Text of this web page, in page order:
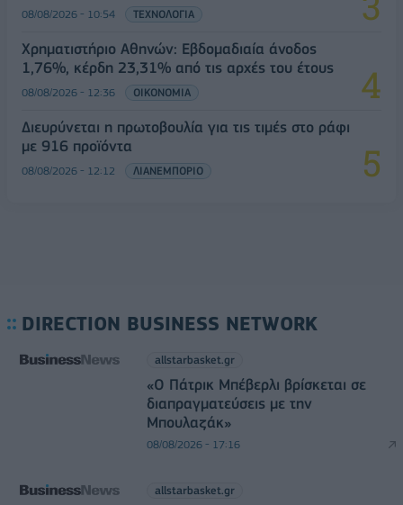
08/08/2026 - 10:54 ΤΕΧΝΟΛΟΓΙΑ
Χρηματιστήριο Αθηνών: Εβδομαδιαία άνοδος
1,76%, κέρδη 23,31% από τις αρχές του έτους
08/08/2026 - 12:36 ΟΙΚΟΝΟΜΙΑ
Διευρύνεται η πρωτοβουλία για τις τιμές στο ράφι
με 916 προϊόντα
08/08/2026 - 12:12 ΛΙΑΝΕΜΠΟΡΙΟ
DIRECTION BUSINESS NETWORK
allstarbasket.gr
«Ο Πάτρικ Μπέβερλι βρίσκεται σε
διαπραγματεύσεις με την
Μπουλαζάκ»
08/08/2026 - 17:16
allstarbasket.gr